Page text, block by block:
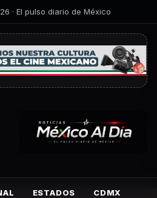
· El pulso diario de México
ESTADOS CDMX